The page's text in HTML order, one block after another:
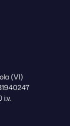
(VI)